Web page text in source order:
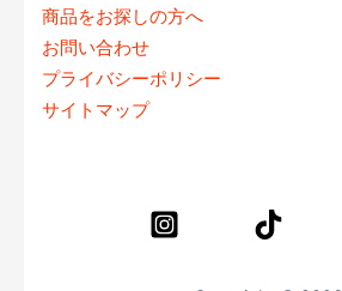
商品をお探しの方へ
お問い合わせ
プライバシーポリシー
サイトマップ